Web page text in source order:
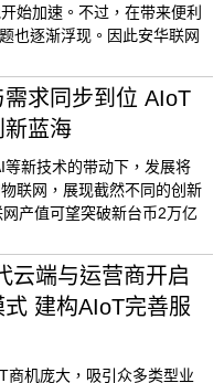
始加速。不过，在带来便利
也逐渐浮现。因此安华联网
需求同步到位 AIoT
新蓝海
等新技术的带动下，发展将
联网，展现截然不同的创新
产值可望突破新台币2万亿
云端与运营商开启
式 建构AIoT完善服
商机庞大，吸引众多类型业